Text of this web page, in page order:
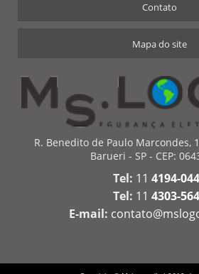
Contato
Mapa do site
R. Benedito de Paulo Marcondes,
Barueri - SP - CEP:
Tel: 11 4194-
Tel: 11 4303-
E-mail: